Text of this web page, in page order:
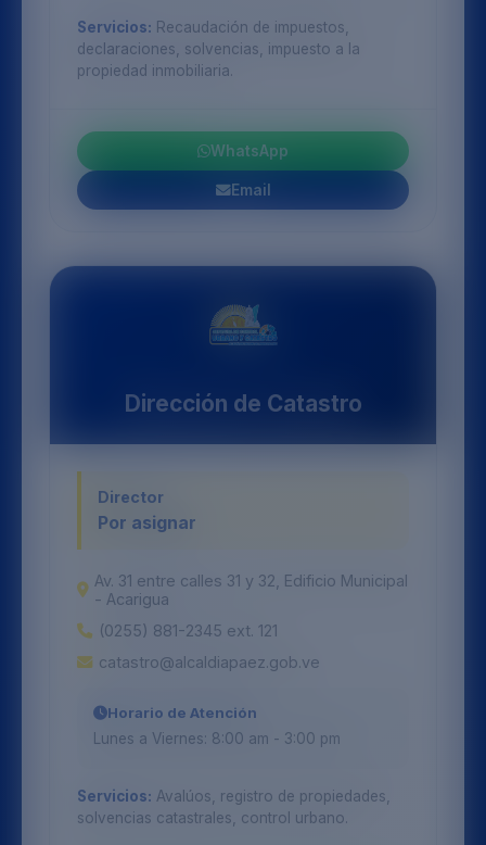
Servicios: Recaudación de impuestos,
declaraciones, solvencias, impuesto a la
propiedad inmobiliaria.
WhatsApp
Email
Dirección de Catastro
Director
Por asignar
Av. 31 entre calles 31 y 32, Edificio Municipal
- Acarigua
(0255) 881-2345 ext. 121
catastro@alcaldiapaez.gob.ve
Horario de Atención
Lunes a Viernes: 8:00 am - 3:00 pm
Servicios: Avalúos, registro de propiedades,
solvencias catastrales, control urbano.